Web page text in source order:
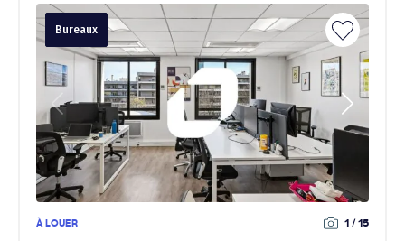
Bureaux
À LOUER 1 / 15